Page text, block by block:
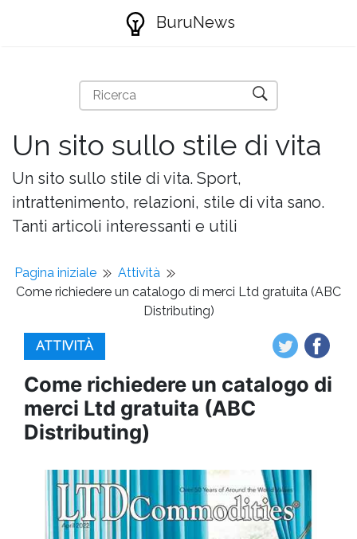
BuruNews
Un sito sullo stile di vita
Un sito sullo stile di vita. Sport,
intrattenimento, relazioni, stile di vita sano.
Tanti articoli interessanti e utili
Pagina iniziale
Attività
Come richiedere un catalogo di merci Ltd gratuita (ABC
Distributing)
ATTIVITÀ
Come richiedere un catalogo di
merci Ltd gratuita (ABC
Distributing)